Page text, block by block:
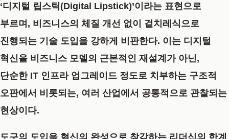
‘디지털 립스틱(Digital Lipstick)’이라는 표현으로
부르며, 비즈니스의 체질 개선 없이 겉치레식으로
진행되는 기술 도입을 강하게 비판한다. 이는 디지털
혁신을 비즈니스 모델의 근본적인 재설계가 아닌,
단순한 IT 인프라 업그레이드 정도로 치부하는 구조적
오판에서 비롯되는, 여러 산업에서 공통적으로 관찰되는
현상이다.